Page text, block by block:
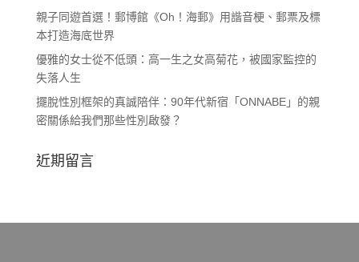
親子同遊首選！郵博館《Oh！海郵》用諧音梗、郵票及標
本打造海底世界
優雅的女士從不低頭：高一生之女高菊花，被國家監控的
失落人生
擺脫性別框架的真誠陪伴：90年代新宿「ONNABE」的親
密關係給我們那些性別啟發？
近期留言